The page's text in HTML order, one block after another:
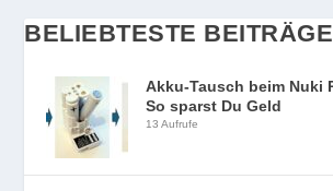
BELIEBTESTE BEITRÄGE
Akku-Tausch beim Nuki
So sparst Du Geld
13 Aufrufe